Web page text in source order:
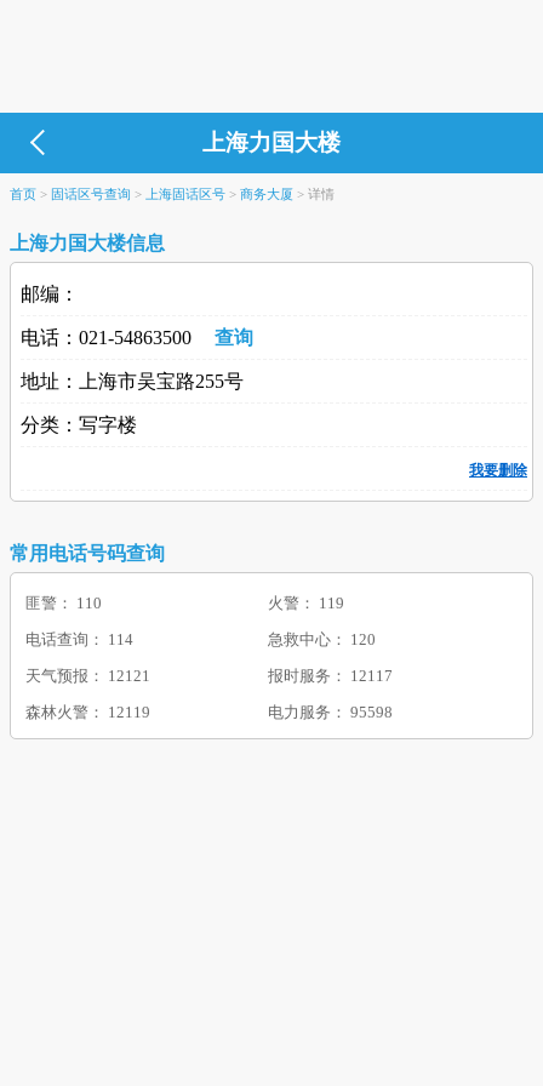
上海力国大楼
首页 > 固话区号查询 > 上海固话区号 > 商务大厦 > 详情
上海力国大楼信息
邮编：
电话：021-54863500 查询
地址：上海市吴宝路255号
分类：写字楼
我要删除
常用电话号码查询
匪警： 110 火警： 119
电话查询： 114 急救中心： 120
天气预报： 12121 报时服务： 12117
森林火警： 12119 电力服务： 95598